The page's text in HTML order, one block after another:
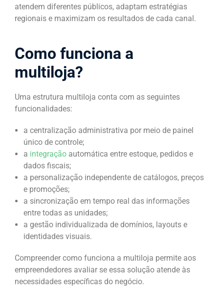
atendem diferentes públicos, adaptam estratégias
regionais e maximizam os resultados de cada canal.
Como funciona a
multiloja?
Uma estrutura multiloja conta com as seguintes
funcionalidades:
a centralização administrativa por meio de painel
único de controle;
a integração automática entre estoque, pedidos e
dados fiscais;
a personalização independente de catálogos, preços
e promoções;
a sincronização em tempo real das informações
entre todas as unidades;
a gestão individualizada de domínios, layouts e
identidades visuais.
Compreender como funciona a multiloja permite aos
empreendedores avaliar se essa solução atende às
necessidades específicas do negócio.